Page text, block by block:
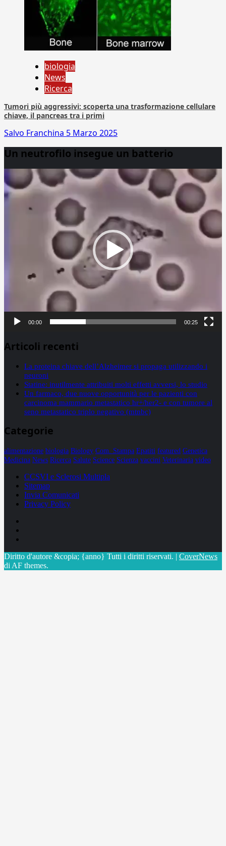
biologia
News
Ricerca
Tumori più aggressivi: scoperta una trasformazione cellulare
chiave, il pancreas tra i primi
Salvo Franchina 5 Marzo 2025
Un neutrofilo insegue un batterio
Player
00:00 00:25
Articoli recenti
La proteina chiave dell’Alzheimer si propaga utilizzando i
neuroni
Statine: inutilmente attribuiti molti effetti avversi, lo studio
Un farmaco, due nuove opportunità per le pazienti con
carcinoma mammario metastatico hr+/her2- e con tumore al
seno metastatico triplo negativo (mtnbc)
Categorie
alimentazione biologia Biology Com. Stampa Epatiti featured Genetica
Medicina News Ricerca Salute Science Scienza vaccini Veterinaria video
CCSVI e Sclerosi Multipla
Sitemap
Invia Comunicati
Privacy Policy
Diritto d'autore &copia; {anno} Tutti i diritti riservati. | CoverNews
di AF themes.